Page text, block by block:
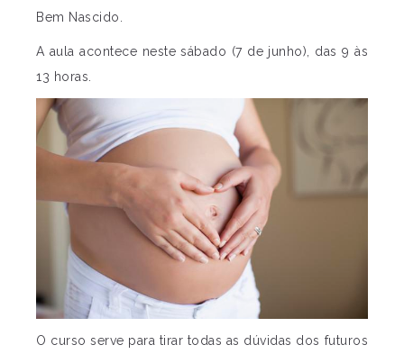
Bem Nascido.
A aula acontece neste sábado (7 de junho), das 9 às
13 horas.
O curso serve para tirar todas as dúvidas dos futuros